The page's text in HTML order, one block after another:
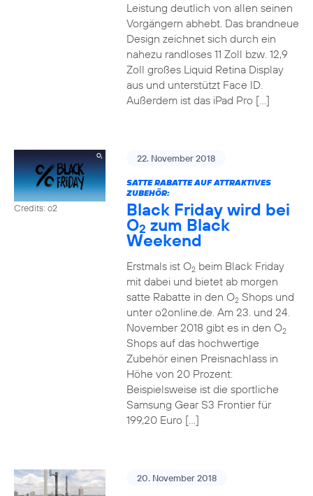
Leistung deutlich von allen seinen
Vorgängern abhebt. Das brandneue
Design zeichnet sich durch ein
nahezu randloses 11 Zoll bzw. 12,9
Zoll großes Liquid Retina Display
aus und unterstützt Face ID.
Außerdem ist das iPad Pro […]
Credits: o2
22. November 2018
SATTE RABATTE AUF ATTRAKTIVES
ZUBEHÖR:
Black Friday wird bei
O2 zum Black
Weekend
Erstmals ist O2beim Black Friday
mit dabei und bietet ab morgen
satte Rabatte in den O2Shops und
unter o2online.de. Am 23. und 24.
November 2018 gibt es in den O2
Shops auf das hochwertige
Zubehör einen Preisnachlass in
Höhe von 20 Prozent:
Beispielsweise ist die sportliche
Samsung Gear S3 Frontier für
199,20 Euro […]
20. November 2018